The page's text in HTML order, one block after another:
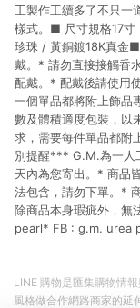
工製作工續多了不只一
樣式。■ 尺寸規格17
珍珠 / 黃銅鍍18K真金
戴。* 請勿直接接觸香
配戴。* 配戴後請使用
一個單品都將附上飾品
數及體積適度包裝，以
求，需要每件單品都附
別提醒*** G.M.為一人
天內為您寄出。* 商品
法包含，請勿下單。*
除商品本身瑕疵外，
pearl* FB : g.m. urea
LINE 購物是匯集購物情
風格做合作網路商家的延